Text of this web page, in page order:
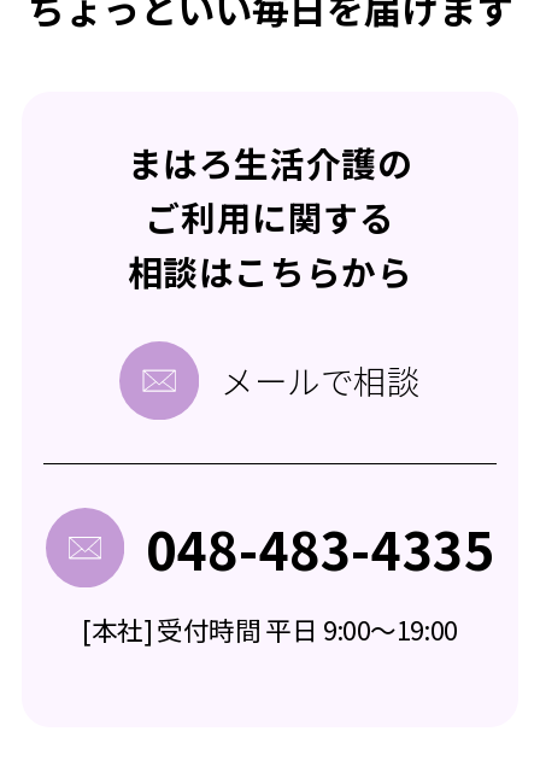
まはろ生活介護の
ご利用に関する
相談はこちらから
メールで相談
048-483-4335
[本社] 受付時間 平日 9:00～19:00